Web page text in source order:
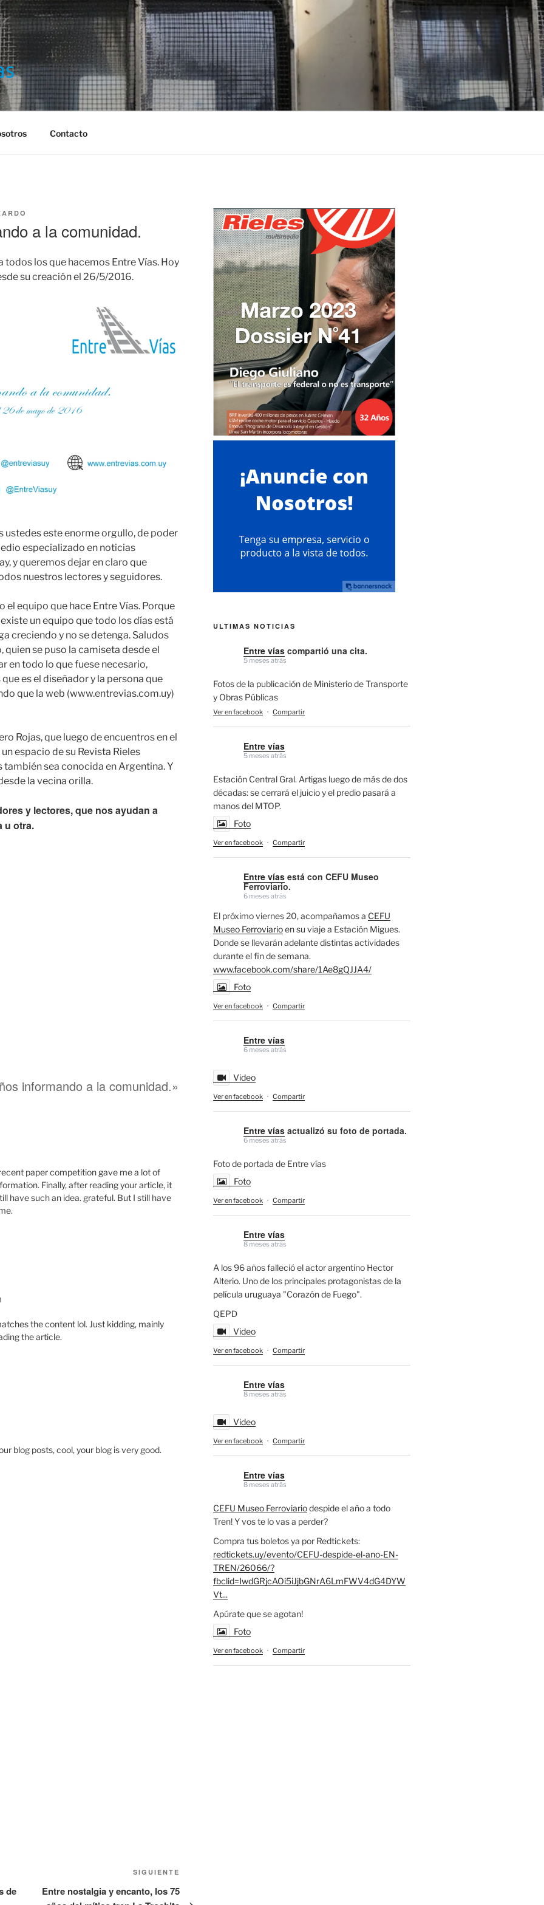
Contacto
a la comunidad.
todos los que hacemos Entre Vías. Hoy
su creación el 26/5/2016.
este enorme orgullo, de poder
especializado en noticias
y queremos dejar en claro que
nuestros lectores y seguidores.
el equipo que hace Entre Vías. Porque
un equipo que todo los días está
creciendo y no se detenga. Saludos
se puso la camiseta desde el
en todo lo que fuese necesario,
es el diseñador y la persona que
que la web (www.entrevias.com.uy)
Rojas, que luego de encuentros en el
espacio de su Revista Rieles
sea conocida en Argentina. Y
la vecina orilla.
y lectores, que nos ayudan a
u otra.
informando a la comunidad.»
paper competition gave me a lot of
Finally, after reading your article, it
have such an idea. grateful. But I still have
the content lol. Just kidding, mainly
the article.
blog posts, cool, your blog is very good.
de
entrada
SIGUIENTE
Entre nostalgia y encanto, los 75
ULTIMAS NOTICIAS
Entre vías compartió una cita.
5 meses atrás
Fotos de la publicación de Ministerio de Transporte
y Obras Públicas
Ver en facebook · Compartir
Entre vías
5 meses atrás
Estación Central Gral. Artigas luego de más de dos
décadas: se cerrará el juicio y el predio pasará a
manos del MTOP.
Foto
Ver en facebook · Compartir
Entre vías está con CEFU Museo
Ferroviario.
6 meses atrás
El próximo viernes 20, acompañamos a CEFU
Museo Ferroviarioen su viaje a Estación Migues.
Donde se llevarán adelante distintas actividades
durante el fin de semana.
www.facebook.com/share/1Ae8gQJJA4/
Foto
Ver en facebook · Compartir
Entre vías
6 meses atrás
Video
Ver en facebook · Compartir
Entre vías actualizó su foto de portada.
6 meses atrás
Foto de portada de Entre vías
Foto
Ver en facebook · Compartir
Entre vías
8 meses atrás
A los 96 años falleció el actor argentino Hector
Alterio. Uno de los principales protagonistas de la
película uruguaya "Corazón de Fuego".
QEPD
Video
Ver en facebook · Compartir
Entre vías
8 meses atrás
Video
Ver en facebook · Compartir
Entre vías
8 meses atrás
CEFU Museo Ferroviariodespide el año a todo
Tren! Y vos te lo vas a perder?
Compra tus boletos ya por Redtickets:
redtickets.uy/evento/CEFU-despide-el-ano-EN-
TREN/26066/?
fbclid=IwdGRjcAOi5iJjbGNrA6LmFWV4dG4DYW
Vt...
Apúrate que se agotan!
Foto
Ver en facebook · Compartir